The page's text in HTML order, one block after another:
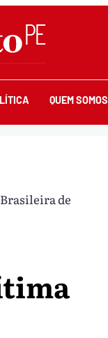
QUEM SOMOS
de